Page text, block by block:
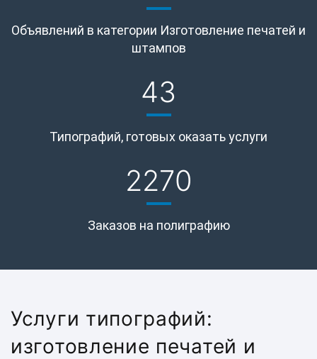
Объявлений в категории Изготовление печатей и
штампов
43
Типографий, готовых оказать услуги
2270
Заказов на полиграфию
Услуги типографий:
изготовление печатей и